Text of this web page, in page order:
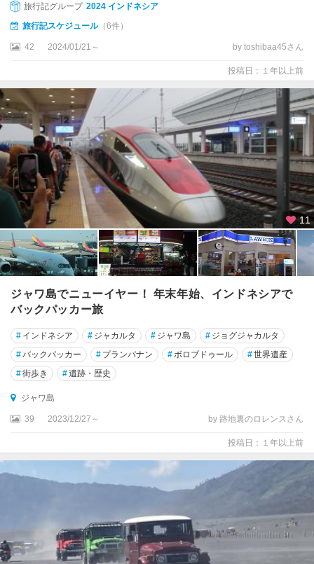
旅行記グループ 2024 インドネシア
旅行記スケジュール（6件）
42 2024/01/21～ by toshibaa45さん
投稿日：１年以上前
11
ジャワ島でニューイヤー！ 年末年始、インドネシアで
バックパッカー旅
# インドネシア # ジャカルタ # ジャワ島 # ジョグジャカルタ
#バックパッカー # プランバナン #ボロブドゥール #世界遺産
#街歩き #遺跡・歴史
ジャワ島
39 2023/12/27～ by 路地裏のロレンスさん
投稿日：１年以上前